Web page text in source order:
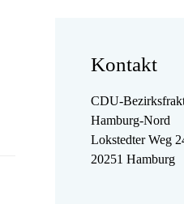
Kontakt
CDU-
Hamburg-Nord
Lokstedter Weg
20251 Hamburg